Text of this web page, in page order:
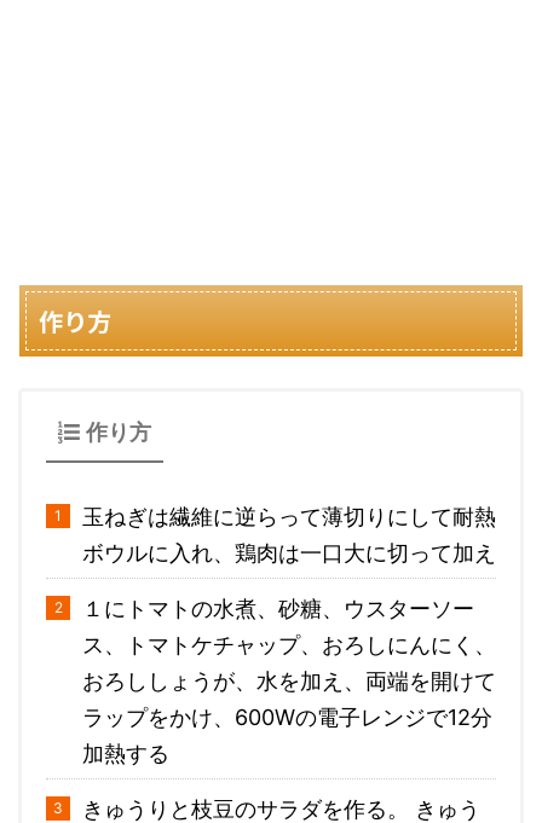
作り方
作り方
玉ねぎは繊維に逆らって薄切りにして耐熱
ボウルに入れ、鶏肉は一口大に切って加え
１にトマトの水煮、砂糖、ウスターソー
ス、トマトケチャップ、おろしにんにく、
おろししょうが、水を加え、両端を開けて
ラップをかけ、600Wの電子レンジで12分
加熱する
きゅうりと枝豆のサラダを作る。 きゅう